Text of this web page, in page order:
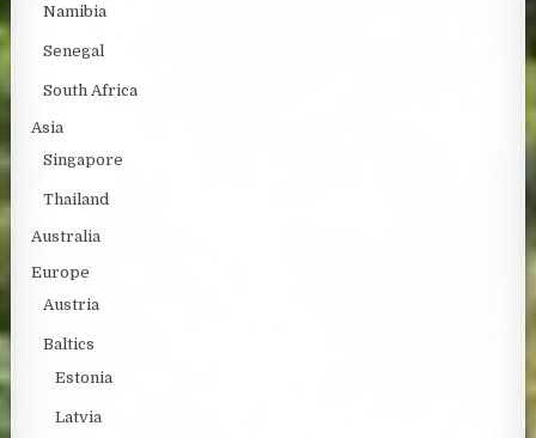
Namibia
Senegal
South Africa
Asia
Singapore
Thailand
Australia
Europe
Austria
Baltics
Estonia
Latvia